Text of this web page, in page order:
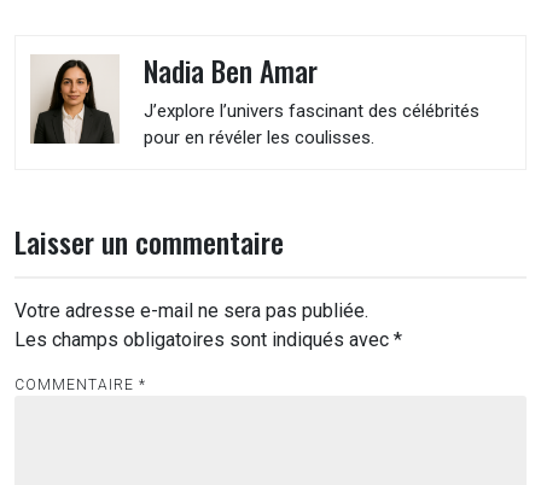
Nadia Ben Amar
J’explore l’univers fascinant des célébrités
pour en révéler les coulisses.
Laisser un commentaire
Votre adresse e-mail ne sera pas publiée.
Les champs obligatoires sont indiqués avec *
COMMENTAIRE *